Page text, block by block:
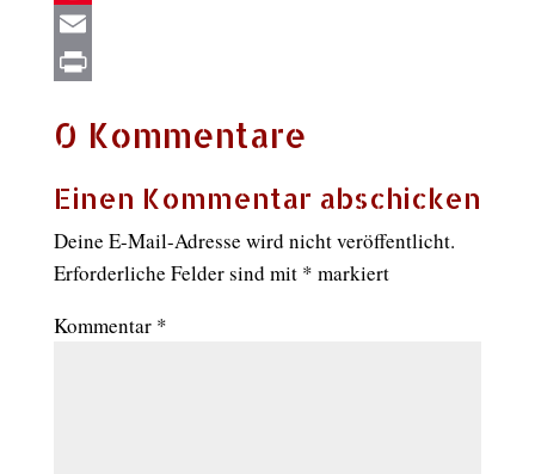
Pinterest
Email
0 Kommentare
Einen Kommentar abschicken
Deine E-Mail-Adresse wird nicht veröffentlicht.
Erforderliche Felder sind mit * markiert
Kommentar *